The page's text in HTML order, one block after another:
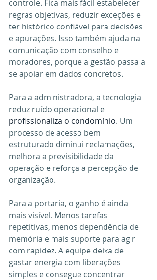
controle. Fica mais fácil estabelecer
regras objetivas, reduzir exceções e
ter histórico confiável para decisões
e apurações. Isso também ajuda na
comunicação com conselho e
moradores, porque a gestão passa a
se apoiar em dados concretos.
Para a administradora, a tecnologia
reduz ruído operacional e
profissionaliza o condomínio. Um
processo de acesso bem
estruturado diminui reclamações,
melhora a previsibilidade da
operação e reforça a percepção de
organização.
Para a portaria, o ganho é ainda
mais visível. Menos tarefas
repetitivas, menos dependência de
memória e mais suporte para agir
com rapidez. A equipe deixa de
gastar energia com liberações
simples e consegue concentrar